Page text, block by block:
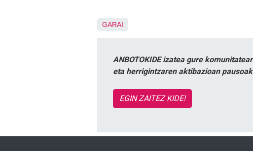
GARAI
ANBOTOKIDE izatea gure
eta herrigintzaren aktibazioan
EGIN ZAITEZ KIDE!